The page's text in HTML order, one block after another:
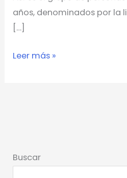
años, denominados por la
[…]
Leer más »
Buscar